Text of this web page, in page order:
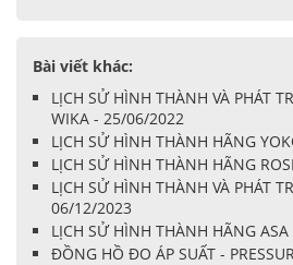
Bài viết khác:
LỊCH SỬ HÌNH THÀNH VÀ PHÁT
WIKA - 25/06/2022
LỊCH SỬ HÌNH THÀNH HÃNG
LỊCH SỬ HÌNH THÀNH HÃNG
LỊCH SỬ HÌNH THÀNH VÀ PHÁT
06/12/2023
LỊCH SỬ HÌNH THÀNH HÃNG
ĐỒNG HỒ ĐO ÁP SUẤT -